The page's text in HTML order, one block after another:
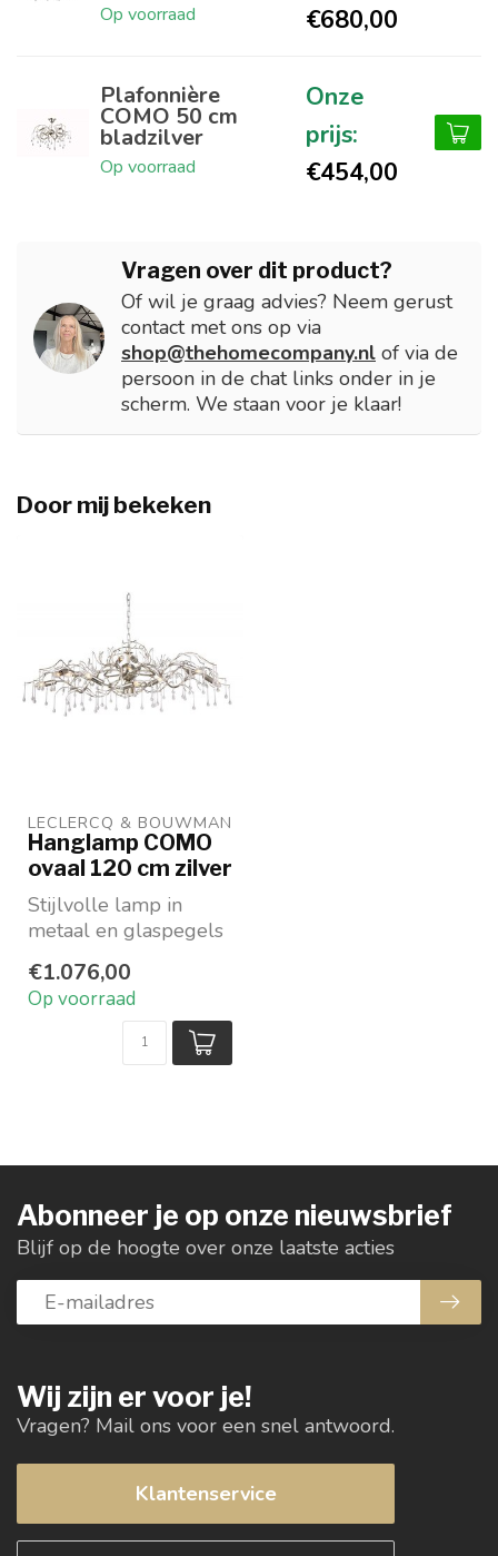
Op voorraad €680,00
Plafonnière
COMO 50 cm
bladzilver
Op voorraad €454,00
Vragen over dit product?
Of wil je graag advies? Neem gerust
contact met ons op via
shop@thehomecompany.nl of via de
persoon in de chat links onder in je
scherm. We staan voor je klaar!
Door mij bekeken
LECLERCQ & BOUWMAN
Hanglamp COMO
ovaal 120 cm zilver
Stijlvolle lamp in
metaal en glaspegels
Ambachtelijk Zilver
Maat...
€1.076,00
Op voorraad
Wij zijn er voor je!
Vragen? Mail ons voor een snel antwoord.
Klantenservice
Abonneer je op onze nieuwsbrief
Blijf op de hoogte over onze laatste acties